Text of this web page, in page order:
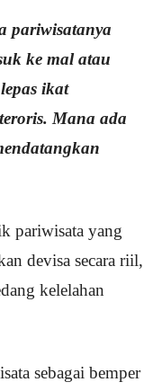
pariwisatanya
ke mal atau
ikat
Mana ada
pariwisata yang
devisa secara riil,
kelelahan
sebagai bemper